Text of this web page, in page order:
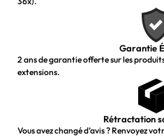
Garantie
2 ans de garantie offerte sur les
extensions.
Rétractation
Vous avez changé d’avis ? Renvoyez